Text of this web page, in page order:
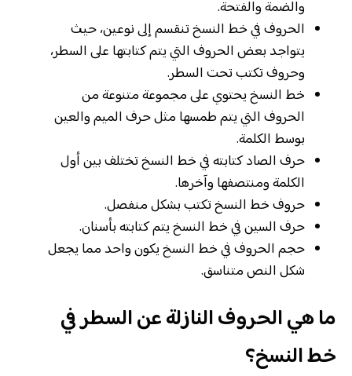
والضمة والفتحة.
الحروف في خط النسخ تنقسم إلى نوعين، حيث
يتواجد بعض الحروف التي يتم كتابتها على السطر،
وحروف تكتب تحت السطر.
خط النسخ يحتوي على مجموعة متنوعة من
الحروف التي يتم طمسها مثل حرف الميم والعين
بوسط الكلمة.
حرف الصاد كتابته في خط النسخ تختلف بين أول
الكلمة ومنتصفها وآخرها.
حروف خط النسخ تكتب بشكل منفصل.
حرف السين في خط النسخ يتم كتابته بأسنان.
حجم الحروف في خط النسخ يكون واحد مما يجعل
شكل النص متناسق.
ما هي الحروف النازلة عن السطر في
خط النسخ؟